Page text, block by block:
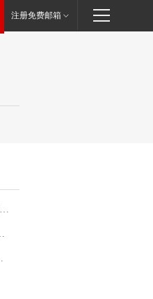
注册免费邮箱